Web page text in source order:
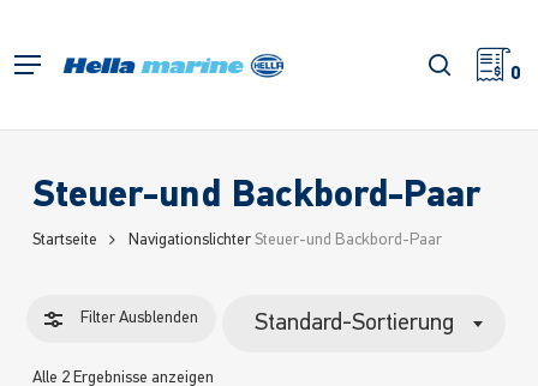
springen
Menü Suche
0
Steuer-und Backbord-Paar
Startseite Navigationslichter Steuer-und Backbord-Paar
Filter Ausblenden
Alle 2 Ergebnisse anzeigen
Standard-Sortierung
Filter